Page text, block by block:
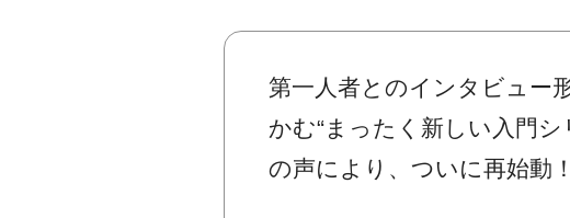
第一人者とのインタビュー
かむ“まったく新しい入門
の声により、ついに再始動！